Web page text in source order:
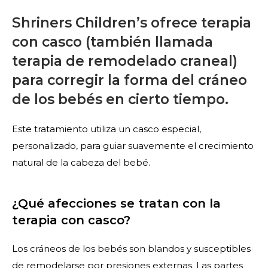
Shriners Children’s ofrece terapia
con casco (también llamada
terapia de remodelado craneal)
para corregir la forma del cráneo
de los bebés en cierto tiempo.
Este tratamiento utiliza un casco especial,
personalizado, para guiar suavemente el crecimiento
natural de la cabeza del bebé.
¿Qué afecciones se tratan con la
terapia con casco?
Los cráneos de los bebés son blandos y susceptibles
de remodelarse por presiones externas. Las partes